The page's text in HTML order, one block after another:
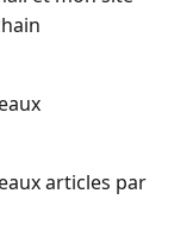
articles par